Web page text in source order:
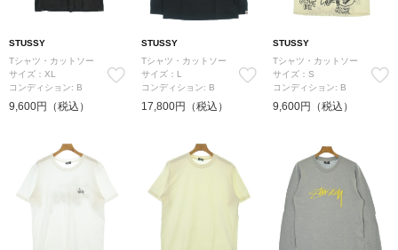
STUSSY
Tシャツ・カットソー
サイズ：XL
コンディション: B
9,600円（税込）
STUSSY
Tシャツ・カットソー
サイズ：L
コンディション: B
17,800円（税込）
STUSSY
Tシャツ・カットソー
サイズ：S
コンディション: B
9,600円（税込）